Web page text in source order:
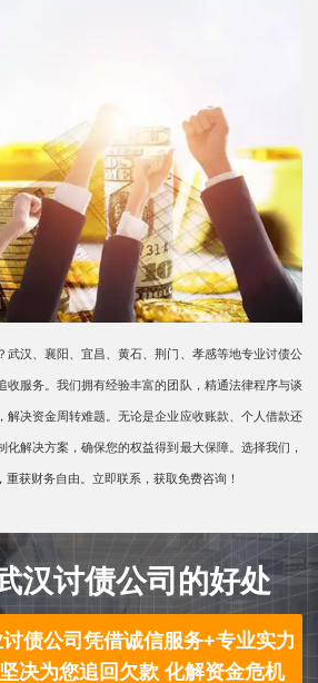
武汉、襄阳、宜昌、黄石、荆门、孝感等地专业讨债公
收服务。我们拥有经验丰富的团队，精通法律程序与谈
解决资金周转难题。无论是企业应收账款、个人借款还
解决方案，确保您的权益得到最大保障。选择我们，
获财务自由。立即联系，获取免费咨询！
汉讨债公司的好处
债公司凭借诚信服务+专业实力
决为您追回欠款 化解资金危机